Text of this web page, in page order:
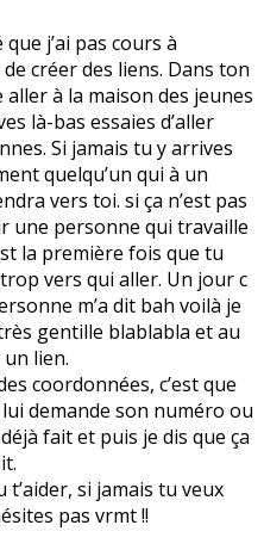
j’ai pas cours à
créer des liens. Dans ton
à la maison des jeunes
là-bas essaies d’aller
Si jamais tu y arrives
quelqu’un qui à un
vers toi. si ça n’est pas
une personne qui travaille
la première fois que tu
vers qui aller. Un jour c
m’a dit bah voilà je
gentille blablabla et au
lien.
coordonnées, c’est que
demande son numéro ou
fait et puis je dis que ça
t’aider, si jamais tu veux
pas vrmt !!